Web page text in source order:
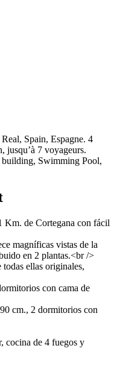
Spain, Espagne. 4
jusqu’à 7 voyageurs.
Swimming Pool,
Km. de Cortegana con fácil
magníficas vistas de la
en 2 plantas.<br />
todas ellas originales,
con cama de
cm., 2 dormitorios con
cocina de 4 fuegos y